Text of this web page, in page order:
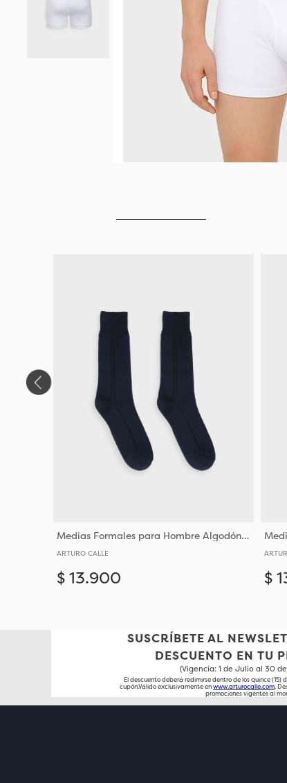
Medias Formales para Hombre Algodón y Poliéster
ARTURO CALLE
$ 13.900 $
SUSCRÍBETE AL
DESCUENTO EN TU
(Vigencia: 1 de Julio al 30
El descuento deberá redimirse dentro de los quince
cupón.Válido exclusivamente enwww.arturocalle.com.
promociones vigentes al